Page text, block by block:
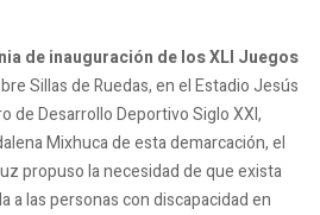
de inauguración de los XLI Juegos
Sillas de Ruedas, en el Estadio Jesús
de Desarrollo Deportivo Siglo XXI,
Mixhuca de esta demarcación, el
propuso la necesidad de que exista
a las personas con discapacidad en